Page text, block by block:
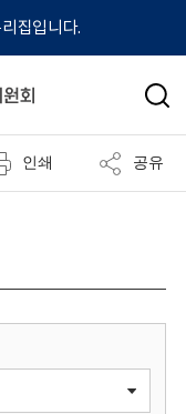
집입니다.
검
인쇄 공유